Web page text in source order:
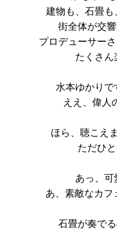
建物も、石畳
街全体が交
プロデューサー
たくさ
水本ゆかり
ええ、偉人
ほら、聴こえ
ただひ
あっ、
あ、素敵なカ
石畳が奏で